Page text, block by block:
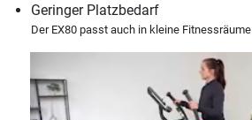
Geringer Platzbedarf
Der EX80 passt auch in kleine Fitnessräume